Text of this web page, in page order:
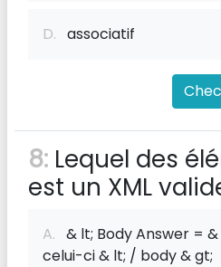
D. associatif
8: Lequel des
est un XML
A. & lt; Body Answer =
celui-ci & lt; / body & gt;